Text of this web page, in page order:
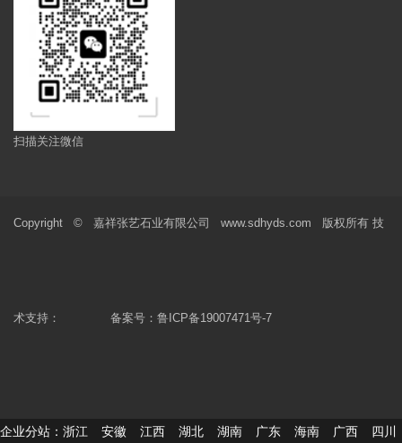
扫描关注微信
Copyright © 嘉祥张艺石业有限公司 www.sdhyds.com 版权所有 技
术支持： 备案号： 鲁ICP备19007471号-7
企业分站： 浙江 安徽 江西 湖北 湖南 广东 海南 广西 四川